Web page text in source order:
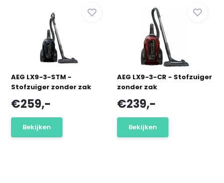
AEG LX9-3-STM -
Stofzuiger zonder zak
€259,-
Bekijken
AEG LX9-3-CR - Stofzuiger
zonder zak
€239,-
Bekijken